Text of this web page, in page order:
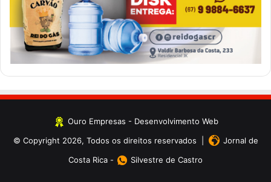
Ouro Empresas - Desenvolvimento Web
© Copyright 2026, Todos os direitos reservados |
Jornal de
Costa Rica - Silvestre de Castro